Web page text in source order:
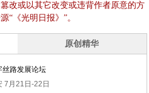
改或以其它改变或违背作者原意的方
“《光明日报》”。